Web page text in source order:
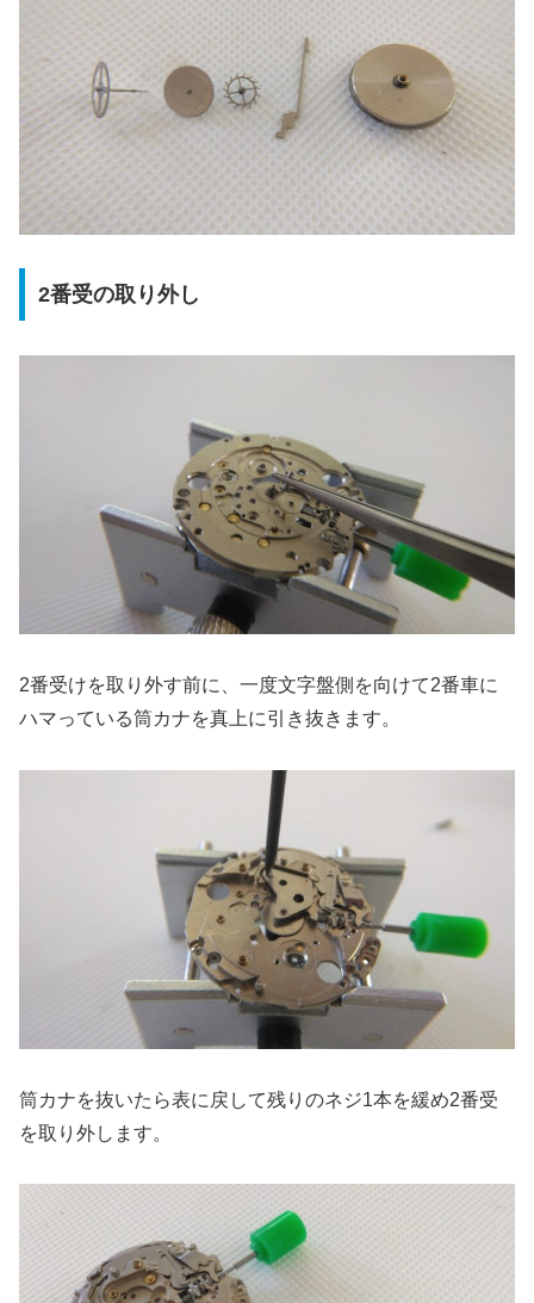
2番受の取り外し
2番受けを取り外す前に、一度文字盤側を向けて2番車に
ハマっている筒カナを真上に引き抜きます。
筒カナを抜いたら表に戻して残りのネジ1本を緩め2番受
を取り外します。